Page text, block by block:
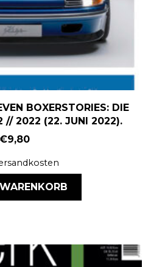
BOXERSTORIES: DIE
// 2022 (22. JUNI 2022).
€9,80